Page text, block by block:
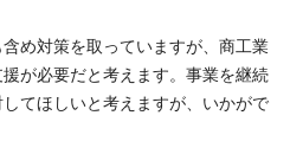
め対策を取っていますが、商工業
が必要だと考えます。事業を継続
てほしいと考えますが、いかがで